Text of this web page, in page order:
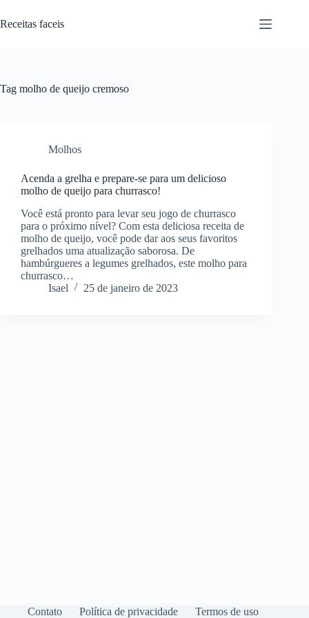
para
o
Receitas faceis
Tag molho de queijo cremoso
Molhos
Acenda a grelha e prepare-se para um delicioso
molho de queijo para churrasco!
Você está pronto para levar seu jogo de churrasco
para o próximo nível? Com esta deliciosa receita de
molho de queijo, você pode dar aos seus favoritos
grelhados uma atualização saborosa. De
hambúrgueres a legumes grelhados, este molho para
churrasco…
Isael
25 de janeiro de 2023
Contato Política de privacidade Termos de uso